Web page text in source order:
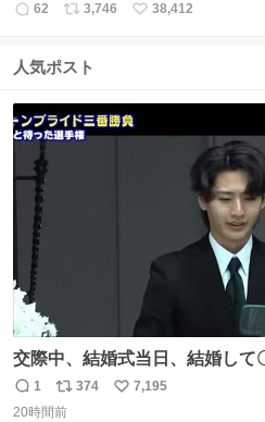
返
数
62
リ
ス
数
3,746
い
38,412
人気ポスト
交際中、結婚式当日、結婚して
るようになって今これ
返
1
リ
374
い
7,195
20時間前